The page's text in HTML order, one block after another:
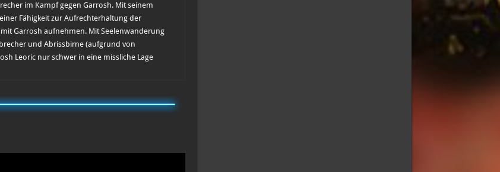
im Kampf gegen Garrosh. Mit seinem
Fähigkeit zur Aufrechterhaltung der
Garrosh aufnehmen. Mit Seelenwanderung
und Abrissbirne (aufgrund von
Leoric nur schwer in eine missliche Lage